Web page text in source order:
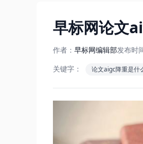
早标网论文
作者： 早标网编辑部发布时
关键字：
论文aigc降重是什